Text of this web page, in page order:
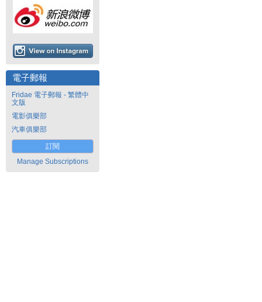
電子郵報
Fridae 電子郵報 - 繁體中
文版
電影俱樂部
汽車俱樂部
訂閱
Manage Subscriptions